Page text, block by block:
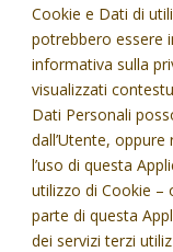
Cookie e Dati di
potrebbero essere
informativa sulla
visualizzati
Dati Personali
dall’Utente,
l’uso di questa
utilizzo di Cookie –
parte di questa
dei servizi terzi